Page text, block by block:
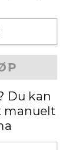
Du kan
manuelt